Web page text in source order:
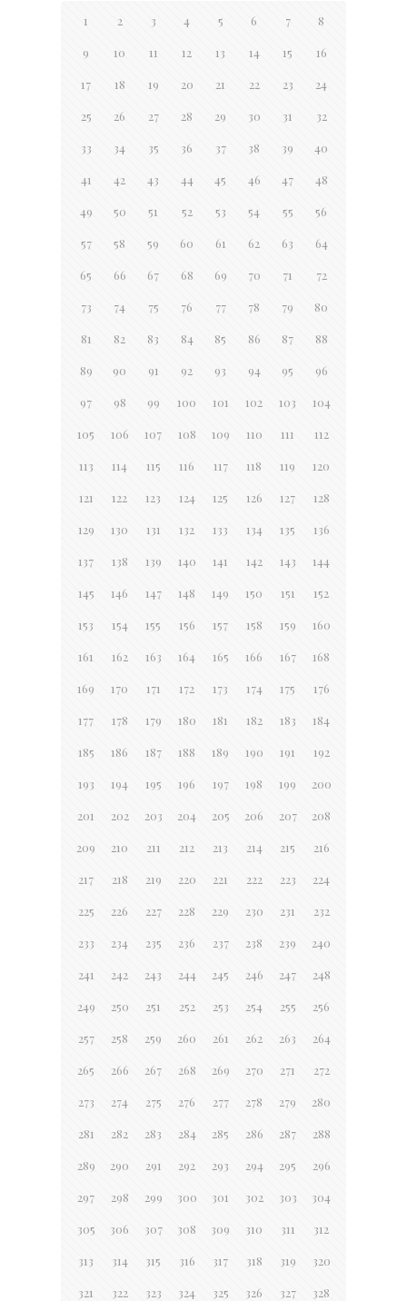
1 2 3 4 5 6 7 8
9 10 11 12 13 14 15 16
17 18 19 20 21 22 23 24
25 26 27 28 29 30 31 32
33 34 35 36 37 38 39 40
41 42 43 44 45 46 47 48
49 50 51 52 53 54 55 56
57 58 59 60 61 62 63 64
65 66 67 68 69 70 71 72
73 74 75 76 77 78 79 80
81 82 83 84 85 86 87 88
89 90 91 92 93 94 95 96
97 98 99 100 101 102 103 104
105 106 107 108 109 110 111 112
113 114 115 116 117 118 119 120
121 122 123 124 125 126 127 128
129 130 131 132 133 134 135 136
137 138 139 140 141 142 143 144
145 146 147 148 149 150 151 152
153 154 155 156 157 158 159 160
161 162 163 164 165 166 167 168
169 170 171 172 173 174 175 176
177 178 179 180 181 182 183 184
185 186 187 188 189 190 191 192
193 194 195 196 197 198 199 200
201 202 203 204 205 206 207 208
209 210 211 212 213 214 215 216
217 218 219 220 221 222 223 224
225 226 227 228 229 230 231 232
233 234 235 236 237 238 239 240
241 242 243 244 245 246 247 248
249 250 251 252 253 254 255 256
257 258 259 260 261 262 263 264
265 266 267 268 269 270 271 272
273 274 275 276 277 278 279 280
281 282 283 284 285 286 287 288
289 290 291 292 293 294 295 296
297 298 299 300 301 302 303 304
305 306 307 308 309 310 311 312
313 314 315 316 317 318 319 320
321 322 323 324 325 326 327 328